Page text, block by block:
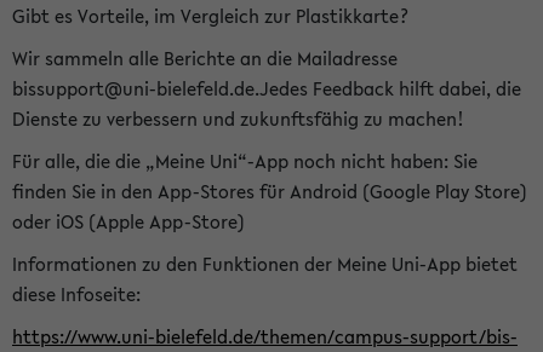
Gibt es Vorteile, im Vergleich zur Plastikkarte?
Wir sammeln alle Berichte an die Mailadresse
bissupport@uni-bielefeld.de.Jedes Feedback hilft dabei, die
Dienste zu verbessern und zukunftsfähig zu machen!
Für alle, die die „Meine Uni“-App noch nicht haben: Sie
finden Sie in den App-Stores für Android (Google Play Store)
oder iOS (Apple App-Store)
Informationen zu den Funktionen der Meine Uni-App bietet
diese Infoseite:
https://www.uni-bielefeld.de/themen/campus-support/bis-